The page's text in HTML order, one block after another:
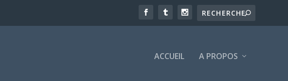
ACCUEIL A PROPOS